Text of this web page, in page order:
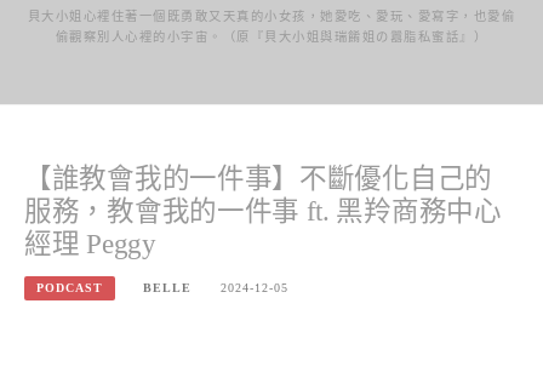
貝大小姐心裡住著一個既勇敢又天真的小女孩，她愛吃、愛玩、愛寫字，也愛偷
偷觀察別人心裡的小宇宙。（原『貝大小姐與瑞餚姐の囂脂私蜜話』）
【誰教會我的一件事】不斷優化自己的
服務，教會我的一件事 ft. 黑羚商務中心
經理 Peggy
PODCAST BELLE 2024-12-05